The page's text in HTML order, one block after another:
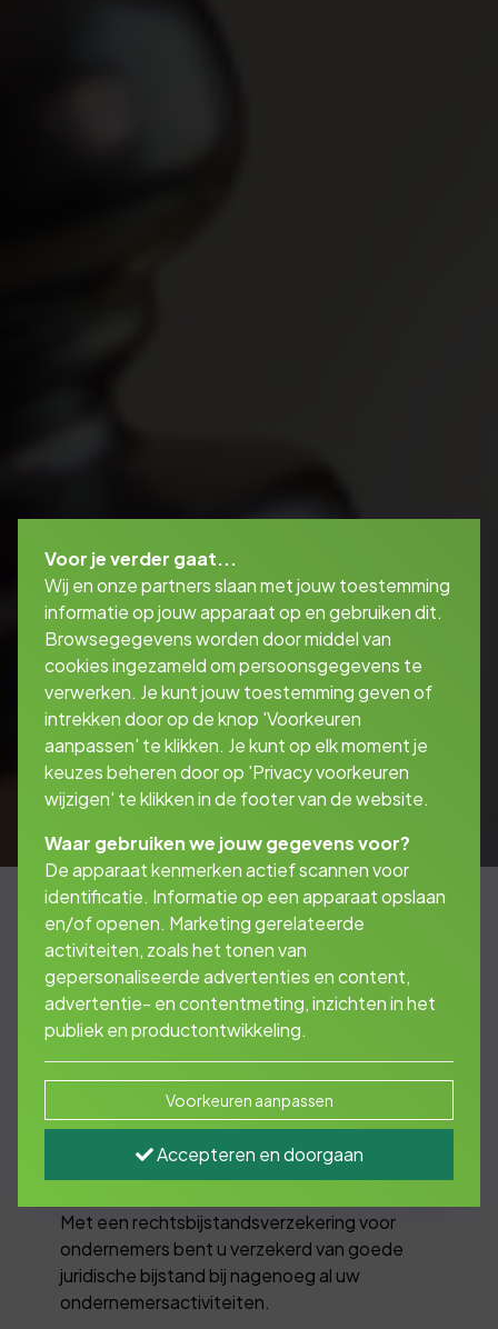
24/7 verzekerd van
juridische hulp
U ontkomt er bijna niet meer aan: iedere
ondernemer heeft wel eens een juridisch
probleem. Bijvoorbeeld met een werknemer,
de arbeidsinspectie, een leverancier, de
gemeente of over een contract.
Met een rechtsbijstandsverzekering voor
ondernemers bent u verzekerd van goede
juridische bijstand bij nagenoeg al uw
ondernemersactiviteiten.
Voor je verder gaat...
Wij en onze partners slaan met jouw toestemming
informatie op jouw apparaat op en gebruiken dit.
Browsegegevens worden door middel van
cookies ingezameld om persoonsgegevens te
verwerken. Je kunt jouw toestemming geven of
intrekken door op de knop 'Voorkeuren
aanpassen' te klikken. Je kunt op elk moment je
keuzes beheren door op 'Privacy voorkeuren
wijzigen' te klikken in de footer van de website.
Waar gebruiken we jouw gegevens voor?
De apparaat kenmerken actief scannen voor
identificatie. Informatie op een apparaat opslaan
en/of openen. Marketing gerelateerde
activiteiten, zoals het tonen van
gepersonaliseerde advertenties en content,
advertentie- en contentmeting, inzichten in het
publiek en productontwikkeling.
Voorkeuren aanpassen
Accepteren en doorgaan